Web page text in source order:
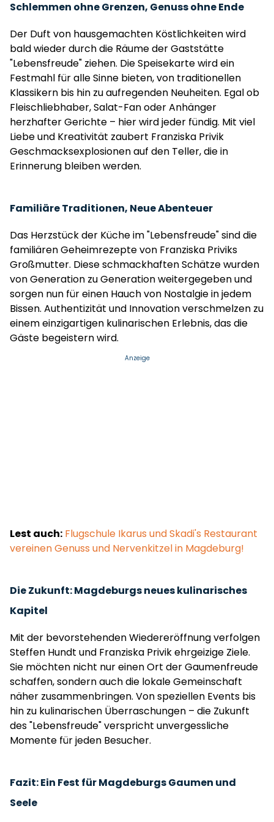
Schlemmen ohne Grenzen, Genuss ohne Ende
Der Duft von hausgemachten Köstlichkeiten wird
bald wieder durch die Räume der Gaststätte
"Lebensfreude" ziehen. Die Speisekarte wird ein
Festmahl für alle Sinne bieten, von traditionellen
Klassikern bis hin zu aufregenden Neuheiten. Egal ob
Fleischliebhaber, Salat-Fan oder Anhänger
herzhafter Gerichte – hier wird jeder fündig. Mit viel
Liebe und Kreativität zaubert Franziska Privik
Geschmacksexplosionen auf den Teller, die in
Erinnerung bleiben werden.
Familiäre Traditionen, Neue Abenteuer
Das Herzstück der Küche im "Lebensfreude" sind die
familiären Geheimrezepte von Franziska Priviks
Großmutter. Diese schmackhaften Schätze wurden
von Generation zu Generation weitergegeben und
sorgen nun für einen Hauch von Nostalgie in jedem
Bissen. Authentizität und Innovation verschmelzen zu
einem einzigartigen kulinarischen Erlebnis, das die
Gäste begeistern wird.
Anzeige
Lest auch: Flugschule Ikarus und Skadi's Restaurant
vereinen Genuss und Nervenkitzel in Magdeburg!
Die Zukunft: Magdeburgs neues kulinarisches
Kapitel
Mit der bevorstehenden Wiedereröffnung verfolgen
Steffen Hundt und Franziska Privik ehrgeizige Ziele.
Sie möchten nicht nur einen Ort der Gaumenfreude
schaffen, sondern auch die lokale Gemeinschaft
näher zusammenbringen. Von speziellen Events bis
hin zu kulinarischen Überraschungen – die Zukunft
des "Lebensfreude" verspricht unvergessliche
Momente für jeden Besucher.
Fazit: Ein Fest für Magdeburgs Gaumen und
Seele